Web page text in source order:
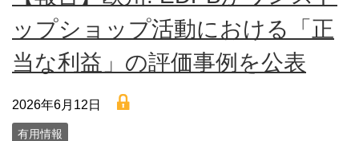
ップショップ活動における「正
当な利益」の評価事例を公表
2026年6月12日 lock
有用情報